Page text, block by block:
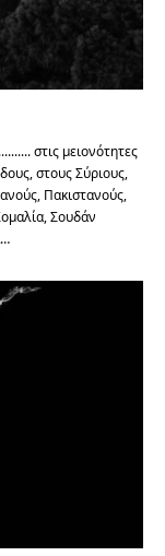
στις μειονότητες
στους Σύριους,
Πακιστανούς,
Σουδάν